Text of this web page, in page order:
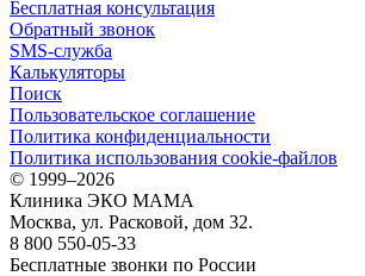
Бесплатная консультация
Обратный звонок
SMS-служба
Калькуляторы
Поиск
Пользовательское соглашение
Политика конфиденциальности
Политика использования cookie-файлов
© 1999–2026
Клиника ЭКО МАМА
Москва, ул. Расковой, дом 32.
8 800 550-05-33
Бесплатные звонки по России